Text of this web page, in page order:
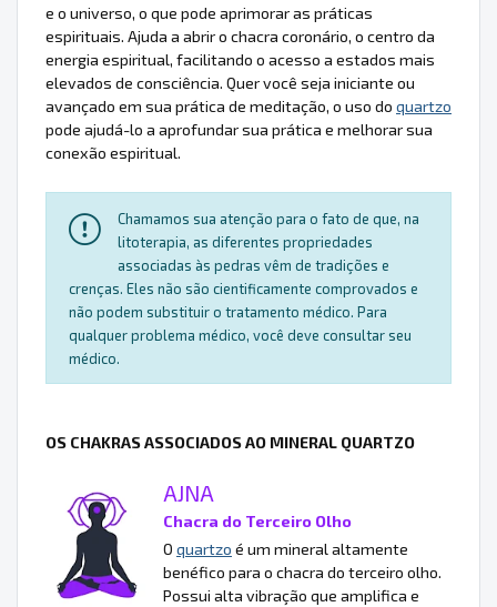
e o universo, o que pode aprimorar as práticas
espirituais. Ajuda a abrir o chacra coronário, o centro da
energia espiritual, facilitando o acesso a estados mais
elevados de consciência. Quer você seja iniciante ou
avançado em sua prática de meditação, o uso do quartzo
pode ajudá-lo a aprofundar sua prática e melhorar sua
conexão espiritual.
Chamamos sua atenção para o fato de que, na
litoterapia, as diferentes propriedades
associadas às pedras vêm de tradições e
crenças. Eles não são cientificamente comprovados e
não podem substituir o tratamento médico. Para
qualquer problema médico, você deve consultar seu
médico.
OS CHAKRAS ASSOCIADOS AO MINERAL QUARTZO
AJNA
Chacra do Terceiro Olho
O quartzo é um mineral altamente
benéfico para o chacra do terceiro olho.
Possui alta vibração que amplifica e